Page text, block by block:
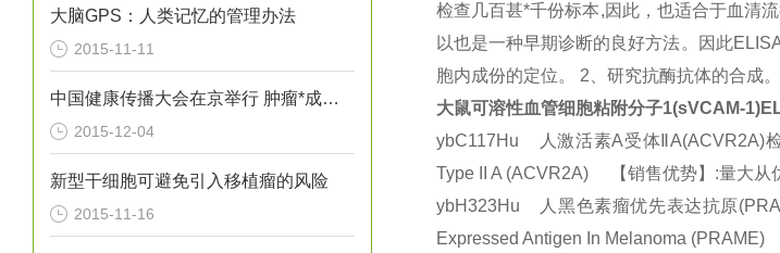
大脑GPS：人类记忆的管理办法
2015-11-11
中国健康传播大会在京举行 肿瘤*成为热议焦点
2015-12-04
新型干细胞可避免引入移植瘤的风险
2015-11-16
检查几百甚*千份标本,因此，也适合于血清
以也是一种早期诊断的良好方法。因此
胞内成份的定位。 2 、研究抗酶抗体的合成。
大鼠可溶性血管细胞粘附分子1(sVCAM-1)
ybC117Hu 人激活素A受体ⅡA(ACVR2A)
Type II A (ACVR2A) 【销售优势】:量大
ybH323Hu 人黑色素瘤优先表达抗原
Expressed Antigen In Melanoma